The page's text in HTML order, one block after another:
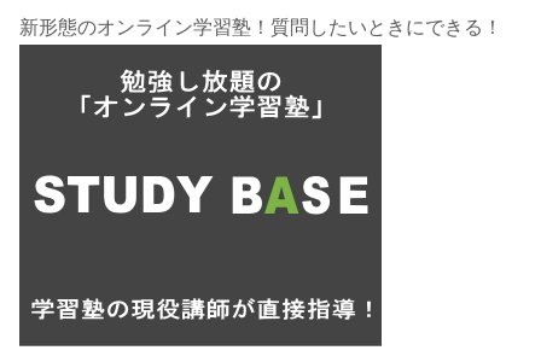
新形態のオンライン学習塾！質問したいときにできる！